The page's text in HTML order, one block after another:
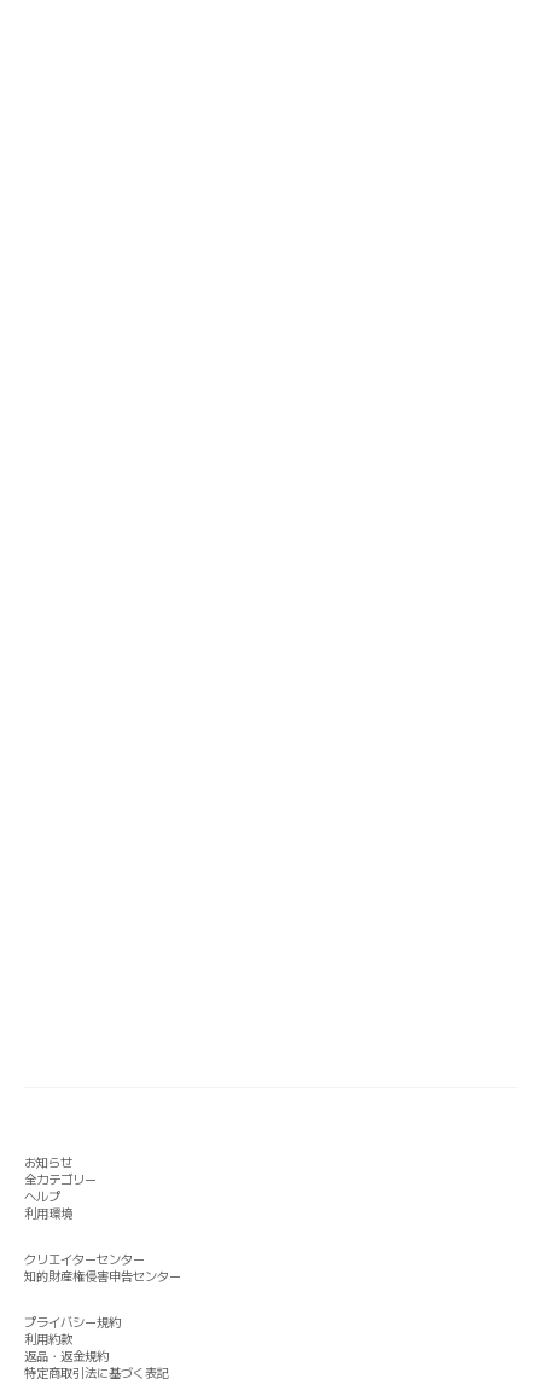
お知らせ
全カテゴリー
ヘルプ
利用環境
クリエイターセンター
知的財産権侵害申告センター
プライバシー規約
利用約款
返品・返金規約
特定商取引法に基づく表記